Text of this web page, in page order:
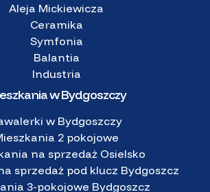
Aleja Mickiewicza
Ceramika
Symfonia
Balantia
Industria
w Bydgoszczy
w Bydgoszczy
2 pokojowe
na sprzedaż Osielsko
sprzedaż pod klucz Bydgoszcz
3-pokojowe Bydgoszcz